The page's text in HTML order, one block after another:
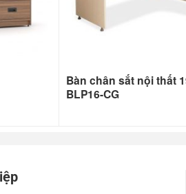
Bàn chân sắt nội thất
BLP16-CG